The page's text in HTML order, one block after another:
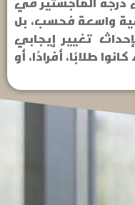
واسعة فحسب، بل
تغيير إيجابي
طلابًا، أفرادًا، أو